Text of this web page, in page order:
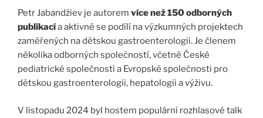
Petr Jabandžiev je autorem více než 150 odborných
publikacía aktivně se podílí na výzkumných projektech
zaměřených na dětskou gastroenterologii. Je členem
několika odborných společností, včetně České
pediatrické společnosti a Evropské společnosti pro
dětskou gastroenterologii, hepatologii a výživu.
V listopadu 2024 byl hostem populární rozhlasové talk